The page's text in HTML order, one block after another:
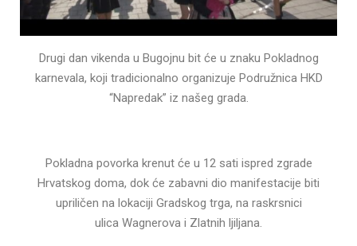
Drugi dan vikenda u Bugojnu bit će u znaku Pokladnog
karnevala, koji tradicionalno organizuje Podružnica HKD
“Napredak” iz našeg grada.
Pokladna povorka krenut će u 12 sati ispred zgrade
Hrvatskog doma, dok će zabavni dio manifestacije biti
upriličen na lokaciji Gradskog trga, na raskrsnici
ulica Wagnerova i Zlatnih ljiljana.